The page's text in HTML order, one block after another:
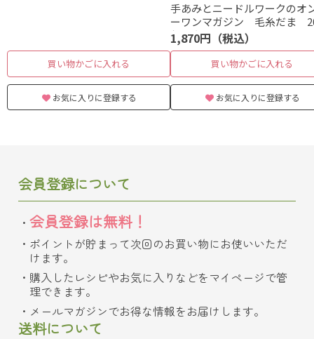
買い物かごに入れる
お気に入りに登録する
手あみとニードルワークのオ
ーワンマガジン 毛糸だま
年 春号 vol.209
1,870円（税込）
買い物かごに入れる
お気に入りに登録する
会員登録について
会員登録は無料！
ポイントが貯まって次回のお買い物にお使いいただ
けます。
購入したレシピやお気に入りなどをマイページで管
理できます。
メールマガジンでお得な情報をお届けします。
送料について